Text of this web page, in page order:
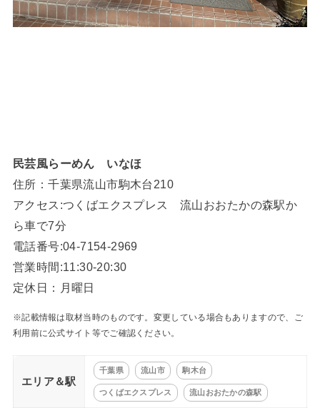
民芸風らーめん いなほ
住所：千葉県流山市駒木台210
アクセス:つくばエクスプレス 流山おおたかの森駅か
ら車で7分
電話番号:04-7154-2969
営業時間:11:30-20:30
定休日：月曜日
※記載情報は取材当時のものです。変更している場合もありますので、ご
利用前に公式サイト等でご確認ください。
エリア＆駅
千葉県 流山市 駒木台
つくばエクスプレス 流山おおたかの森駅